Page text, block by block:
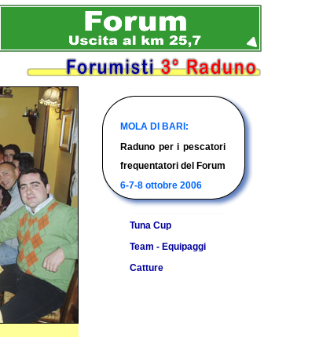
Tuna Cup
Team - Equipaggi
Catture
Elenco programmi e
risultati delle principali
gare di pesca d'altura
per l'anno in corso.
MOLA DI BARI:
Raduno per i pescatori
frequentatori del Forum
6-7-8 ottobre 2006
Siti delle barche con gli
equipaggi e i racconti
delle loro avventure in
mare
Racconti ed immagini
di alcune catture
segnalateci per l'anno
in corso.